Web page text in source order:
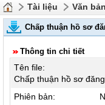
Tài liệu Văn
Chấp thuận hồ sơ
Thông tin chi tiết
Tên file:
Chấp thuận hồ sơ
Phiên bản: